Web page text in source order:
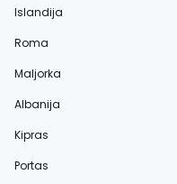
Islandija
Roma
Maljorka
Albanija
Kipras
Portas